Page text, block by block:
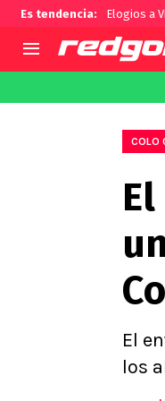
Es tendencia: Elogios a
COLO
El
los